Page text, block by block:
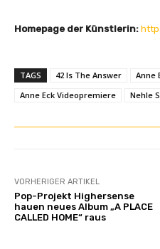
Homepage der Künstlerin:
TAGS 42 Is The Answer Anne
Anne Eck Videopremiere
Nehle
VORHERIGER ARTIKEL
Pop-Projekt Highersense
hauen neues Album „A PLACE
CALLED HOME“ raus